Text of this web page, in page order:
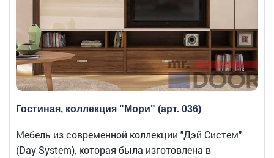
Гостиная, коллекция "Мори" (арт. 036)
Мебель из современной коллекции "Дэй Систем"
(Day System), которая была изготовлена в